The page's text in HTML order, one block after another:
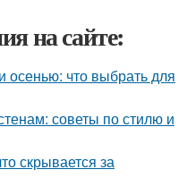
на сайте:
осенью: что выбрать для
советы по стилю и
скрывается за